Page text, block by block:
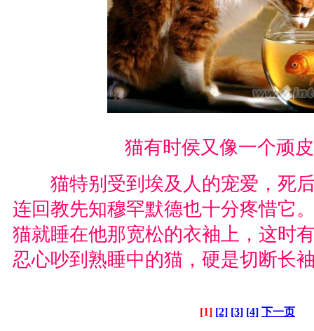
猫有时侯又像一个顽
猫特别受到埃及人的宠爱，死后
连回教先知穆罕默德也十分疼惜它
猫就睡在他那宽松的衣袖上，这时
忍心吵到熟睡中的猫，硬是切断长
[1] [2] [3] [4] 下一页